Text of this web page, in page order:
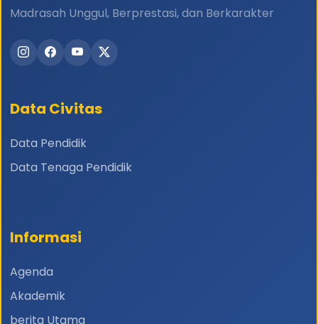
Madrasah Unggul, Berprestasi, dan Berkarakter
Data Civitas
Data Pendidik
Data Tenaga Pendidik
Informasi
Agenda
Akademik
berita Utama